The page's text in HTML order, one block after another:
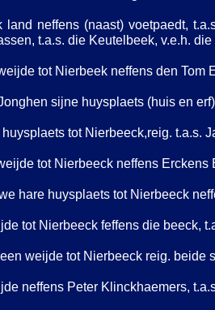
neffens (naast) voetpaedt,
t.a.s. die Keutelbeek, v.e.h.
tot Nierbeek neffens den
sijne huysplaets (huis en
tot Nierbeeck,reig. t.a.s.
tot Nierbeeck neffens
hare huysplaets tot Nierbeeck
tot Nierbeeck feffens die beeck,
weijde tot Nierbeeck reig. beide
neffens Peter Klinckhaemers,